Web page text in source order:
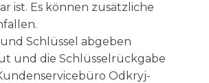
ist. Es können zusätzliche
Schlüssel abgeben
und die Schlüsselrückgabe
Odkryj-